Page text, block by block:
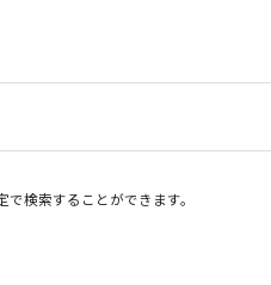
検索することができます。